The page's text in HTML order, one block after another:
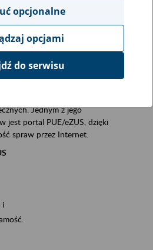
ZUS eZUS
Jednym z jego
jest portal PUE/eZUS, dzięki
spraw przez Internet.
i
opcjonalne
opcjami
do serwisu